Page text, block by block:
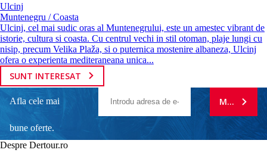
Ulcinj
Muntenegru / Coasta
Ulcinj, cel mai sudic oras al Muntenegrului, este un amestec vibrant de
istorie, cultura si coasta. Cu centrul vechi in stil otoman, plaje lungi cu
nisip, precum Velika Plaža, si o puternica mostenire albaneza, Ulcinj
ofera o experienta mediteraneana unica...
SUNT INTERESAT
Afla cele mai
bune oferte.
MA
Despre Dertour.ro